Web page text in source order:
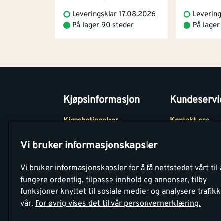
Leveringsklar 17.08.2026
På lager 90 steder
På
Kjøpsinformasjon
Kjøpsbetingelser
Betaling
Retur- og
angrerettsskjema
Kontakt oss
Montér Bedrift
Vi bruker informasjonskapsler
Vi bruker informasjonskapsler for å få nettstedet vårt til
fungere ordentlig, tilpasse innhold og annonser, tilby
funksjoner knyttet til sosiale medier og analysere
vår. For øvrig vises det til vår personvernerklæring.